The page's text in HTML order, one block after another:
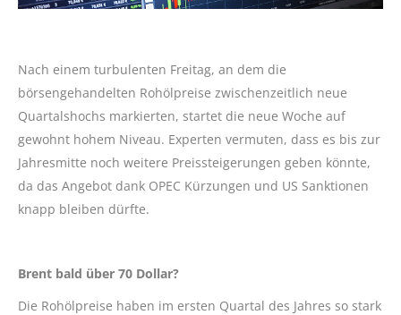
Nach einem turbulenten Freitag, an dem die
börsengehandelten Rohölpreise zwischenzeitlich neue
Quartalshochs markierten, startet die neue Woche auf
gewohnt hohem Niveau. Experten vermuten, dass es bis zur
Jahresmitte noch weitere Preissteigerungen geben könnte,
da das Angebot dank OPEC Kürzungen und US Sanktionen
knapp bleiben dürfte.
Brent bald über 70 Dollar?
Die Rohölpreise haben im ersten Quartal des Jahres so stark